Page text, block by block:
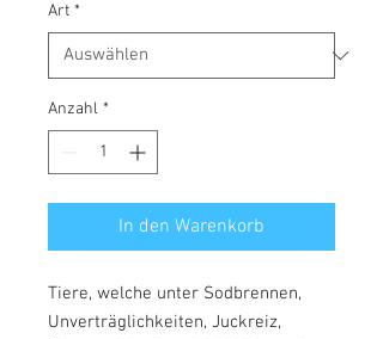
Art *
Anzahl *
In den Warenkorb
Tiere, welche unter Sodbrennen,
Unverträglichkeiten, Juckreiz,